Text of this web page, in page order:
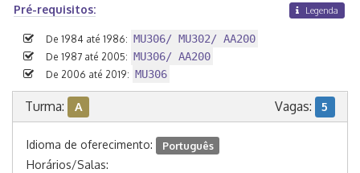
Pré-requisitos: Legenda
De 1984 até 1986: MU306/ MU302/ AA200
De 1987 até 2005: MU306/ AA200
De 2006 até 2019: MU306
Turma: A Vagas: 5
Idioma de oferecimento: Português
Horários/Salas: